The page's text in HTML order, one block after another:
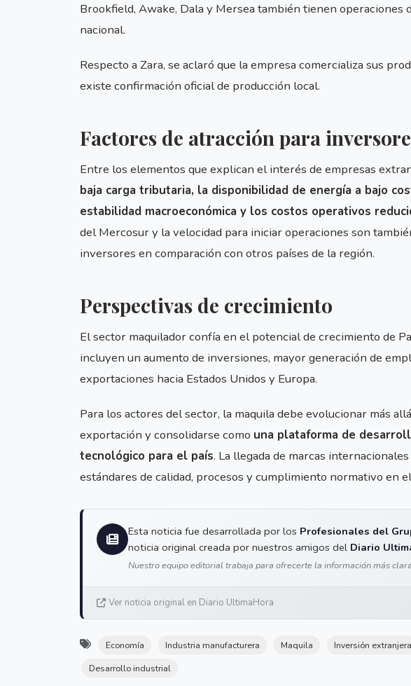
Brookfield, Awake, Dala y Mersea también tienen
nacional.
Respecto a Zara, se aclaró que la empresa comercializa sus
existe confirmación oficial de producción local.
Factores de atracción para
Entre los elementos que explican el interés de empresas
baja carga tributaria, la disponibilidad de energía a bajo
estabilidad macroeconómica y los costos operativos
del Mercosur y la velocidad para iniciar operaciones son
inversores en comparación con otros países de la región.
Perspectivas de crecimiento
El sector maquilador confía en el potencial de crecimiento de
incluyen un aumento de inversiones, mayor generación de
exportaciones hacia Estados Unidos y Europa.
Para los actores del sector, la maquila debe evolucionar más
exportación y consolidarse como una plataforma de
tecnológico para el país. La llegada de marcas
estándares de calidad, procesos y cumplimiento normativo en
Esta noticia fue desarrollada por los Profesionales del
noticia original creada por nuestros amigos del Diario
Nuestro equipo editorial trabaja para ofrecerte la información más
Ver noticia original en Diario UltimaHora
Economía Industria manufacturera Maquila Inversión extranjera
Desarrollo industrial